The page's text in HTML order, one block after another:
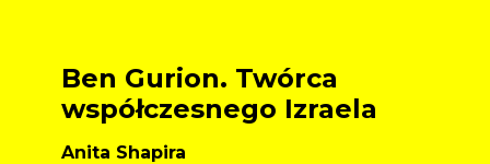
Ben Gurion. Twórca
współczesnego Izraela
Anita Shapira